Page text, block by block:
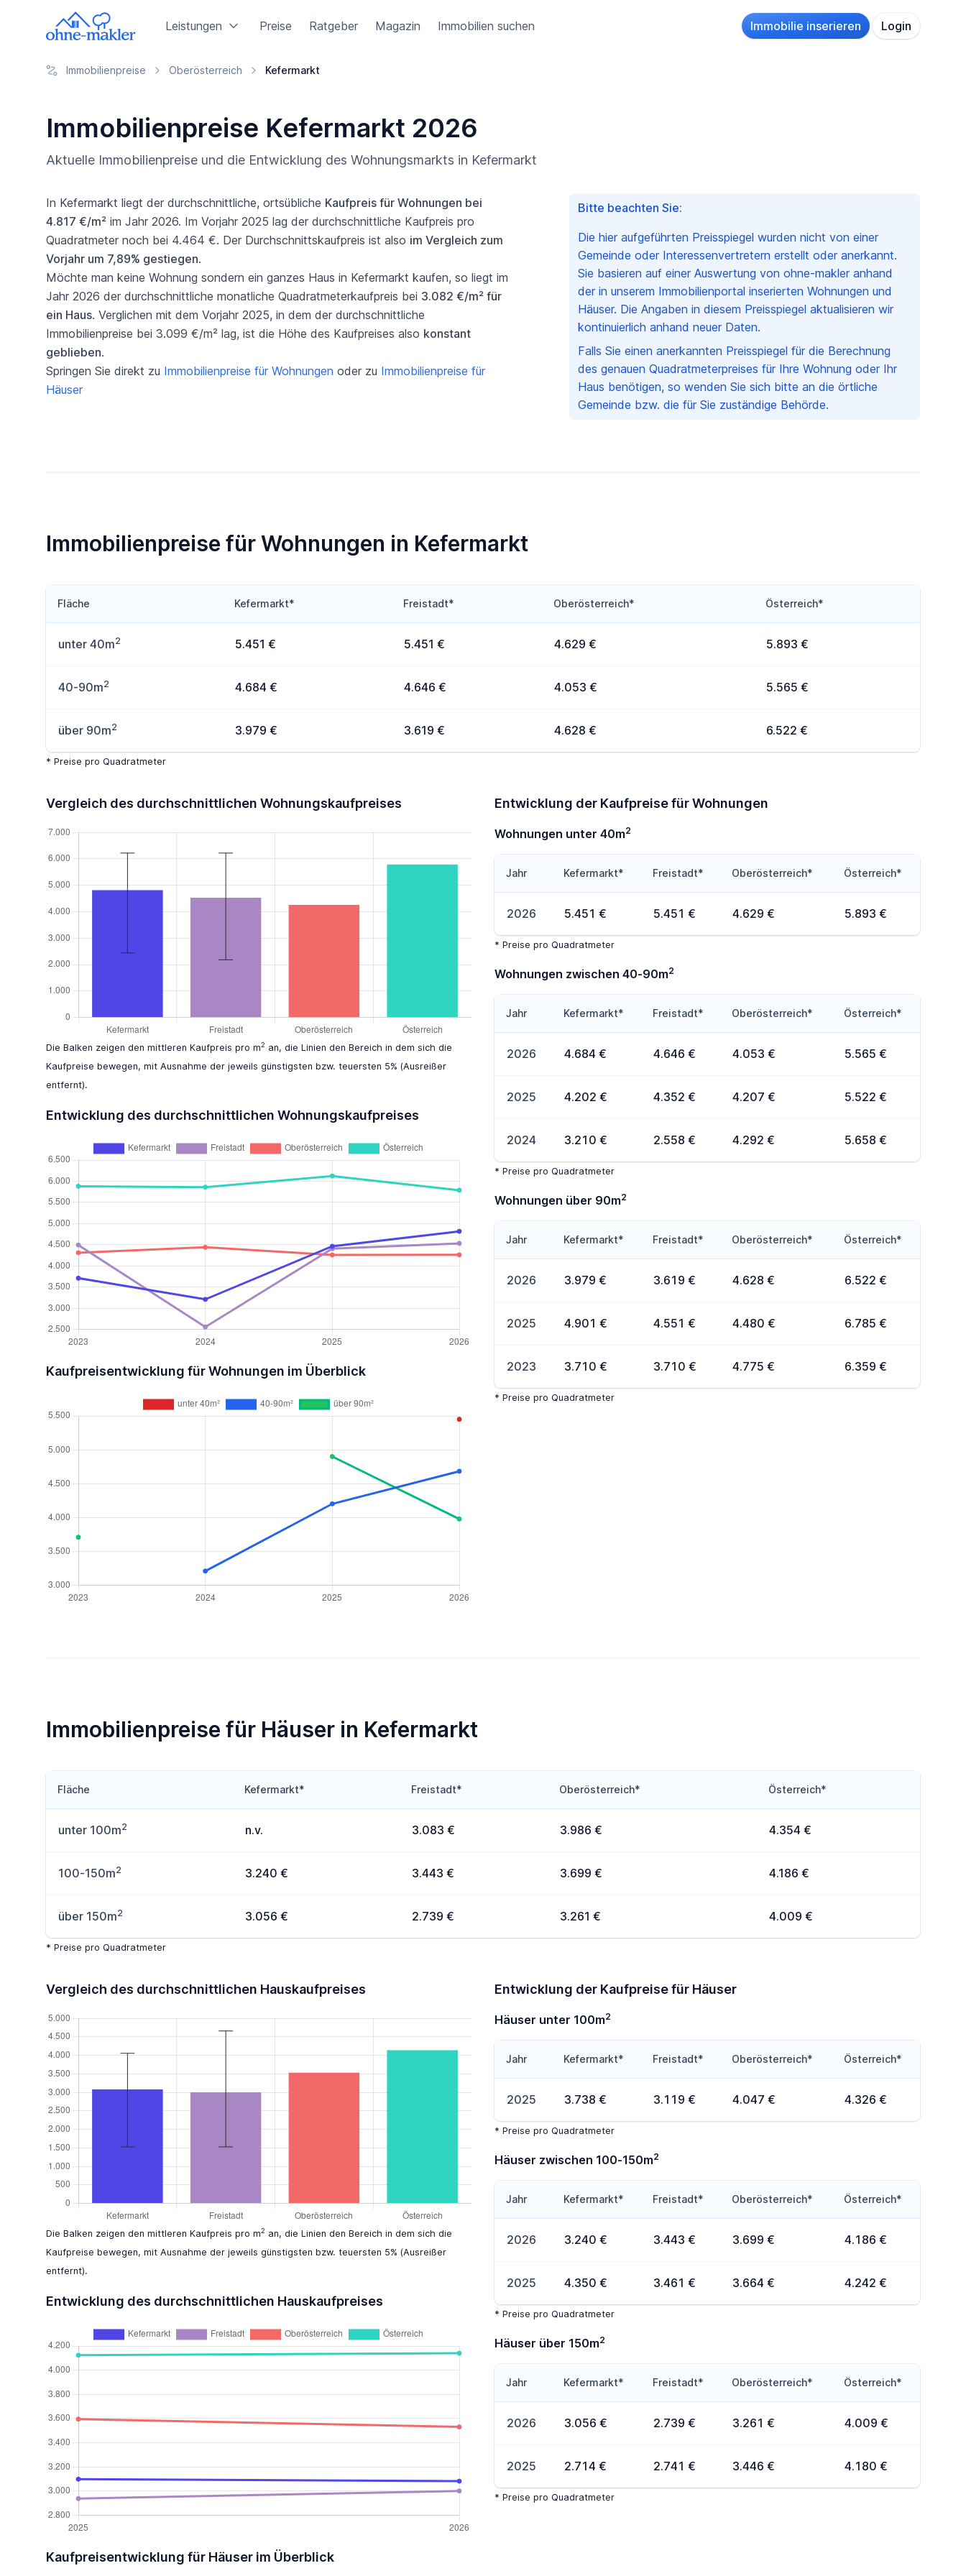
Leistungen Preise Ratgeber Magazin Immobilien suchen Immobilie inserieren Login
Immobilienpreise Oberösterreich Kefermarkt
Immobilienpreise Kefermarkt 2026
Aktuelle Immobilienpreise und die Entwicklung des Wohnungsmarkts in Kefermarkt
In Kefermarkt liegt der durchschnittliche, ortsübliche Kaufpreis für Wohnungen bei
4.817 €/m² im Jahr 2026. Im Vorjahr 2025 lag der durchschnittliche Kaufpreis pro
Quadratmeter noch bei 4.464 €. Der Durchschnittskaufpreis ist also im Vergleich zum
Vorjahr um 7,89% gestiegen.
Möchte man keine Wohnung sondern ein ganzes Haus in Kefermarkt kaufen, so liegt im
Jahr 2026 der durchschnittliche monatliche Quadratmeterkaufpreis bei 3.082 €/m² für
ein Haus. Verglichen mit dem Vorjahr 2025, in dem der durchschnittliche
Immobilienpreise bei 3.099 €/m² lag, ist die Höhe des Kaufpreises also konstant
geblieben.
Springen Sie direkt zu Immobilienpreise für Wohnungen oder zu Immobilienpreise für
Häuser
Bitte beachten Sie:
Die hier aufgeführten Preisspiegel wurden nicht von einer
Gemeinde oder Interessenvertretern erstellt oder anerkannt.
Sie basieren auf einer Auswertung von ohne-makler anhand
der in unserem Immobilienportal inserierten Wohnungen und
Häuser. Die Angaben in diesem Preisspiegel aktualisieren wir
kontinuierlich anhand neuer Daten.
Falls Sie einen anerkannten Preisspiegel für die Berechnung
des genauen Quadratmeterpreises für Ihre Wohnung oder Ihr
Haus benötigen, so wenden Sie sich bitte an die örtliche
Gemeinde bzw. die für Sie zuständige Behörde.
Immobilienpreise für Wohnungen in Kefermarkt
Fläche Kefermarkt* Freistadt* Oberösterreich* Österreich*
unter 40m2 5.451 € 5.451 € 4.629 € 5.893 €
40-90m2 4.684 € 4.646 € 4.053 € 5.565 €
über 90m2 3.979 € 3.619 € 4.628 € 6.522 €
* Preise pro Quadratmeter
Vergleich des durchschnittlichen Wohnungskaufpreises
Die Balken zeigen den mittleren Kaufpreis pro m2 an, die Linien den Bereich in dem sich die
Kaufpreise bewegen, mit Ausnahme der jeweils günstigsten bzw. teuersten 5% (Ausreißer
entfernt).
Entwicklung des durchschnittlichen Wohnungskaufpreises
Kaufpreisentwicklung für Wohnungen im Überblick
Entwicklung der Kaufpreise für Wohnungen
Wohnungen unter 40m2
Jahr Kefermarkt* Freistadt* Oberösterreich* Österreich*
2026 5.451 € 5.451 € 4.629 € 5.893 €
* Preise pro Quadratmeter
Wohnungen zwischen 40-90m2
Jahr Kefermarkt* Freistadt* Oberösterreich* Österreich*
2026 4.684 € 4.646 € 4.053 € 5.565 €
2025 4.202 € 4.352 € 4.207 € 5.522 €
2024 3.210 € 2.558 € 4.292 € 5.658 €
* Preise pro Quadratmeter
Wohnungen über 90m2
Jahr Kefermarkt* Freistadt* Oberösterreich* Österreich*
2026 3.979 € 3.619 € 4.628 € 6.522 €
2025 4.901 € 4.551 € 4.480 € 6.785 €
2023 3.710 € 3.710 € 4.775 € 6.359 €
* Preise pro Quadratmeter
Immobilienpreise für Häuser in Kefermarkt
Fläche Kefermarkt* Freistadt* Oberösterreich* Österreich*
unter 100m2 n.v. 3.083 € 3.986 € 4.354 €
100-150m2 3.240 € 3.443 € 3.699 € 4.186 €
über 150m2 3.056 € 2.739 € 3.261 € 4.009 €
* Preise pro Quadratmeter
Vergleich des durchschnittlichen Hauskaufpreises
Die Balken zeigen den mittleren Kaufpreis pro m2 an, die Linien den Bereich in dem sich die
Kaufpreise bewegen, mit Ausnahme der jeweils günstigsten bzw. teuersten 5% (Ausreißer
entfernt).
Entwicklung des durchschnittlichen Hauskaufpreises
Kaufpreisentwicklung für Häuser im Überblick
Entwicklung der Kaufpreise für Häuser
Häuser unter 100m2
Jahr Kefermarkt* Freistadt* Oberösterreich* Österreich*
2025 3.738 € 3.119 € 4.047 € 4.326 €
* Preise pro Quadratmeter
Häuser zwischen 100-150m2
Jahr Kefermarkt* Freistadt* Oberösterreich* Österreich*
2026 3.240 € 3.443 € 3.699 € 4.186 €
2025 4.350 € 3.461 € 3.664 € 4.242 €
* Preise pro Quadratmeter
Häuser über 150m2
Jahr Kefermarkt* Freistadt* Oberösterreich* Österreich*
2026 3.056 € 2.739 € 3.261 € 4.009 €
2025 2.714 € 2.741 € 3.446 € 4.180 €
* Preise pro Quadratmeter